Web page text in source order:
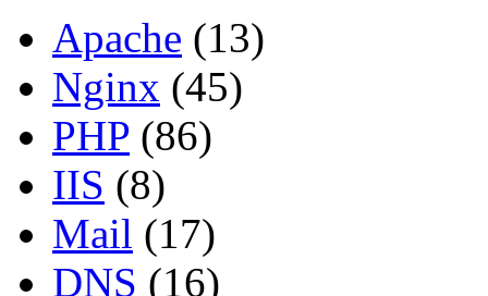
Apache (13)
Nginx (45)
PHP (86)
IIS (8)
Mail (17)
DNS (16)